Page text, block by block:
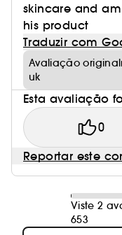
skincare and
his product
Traduzir com
Avaliação
uk
Esta avaliação
0
Reportar este
Viste 2
653